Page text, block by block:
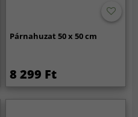
Párnahuzat 50 x 50 cm
8 299 Ft